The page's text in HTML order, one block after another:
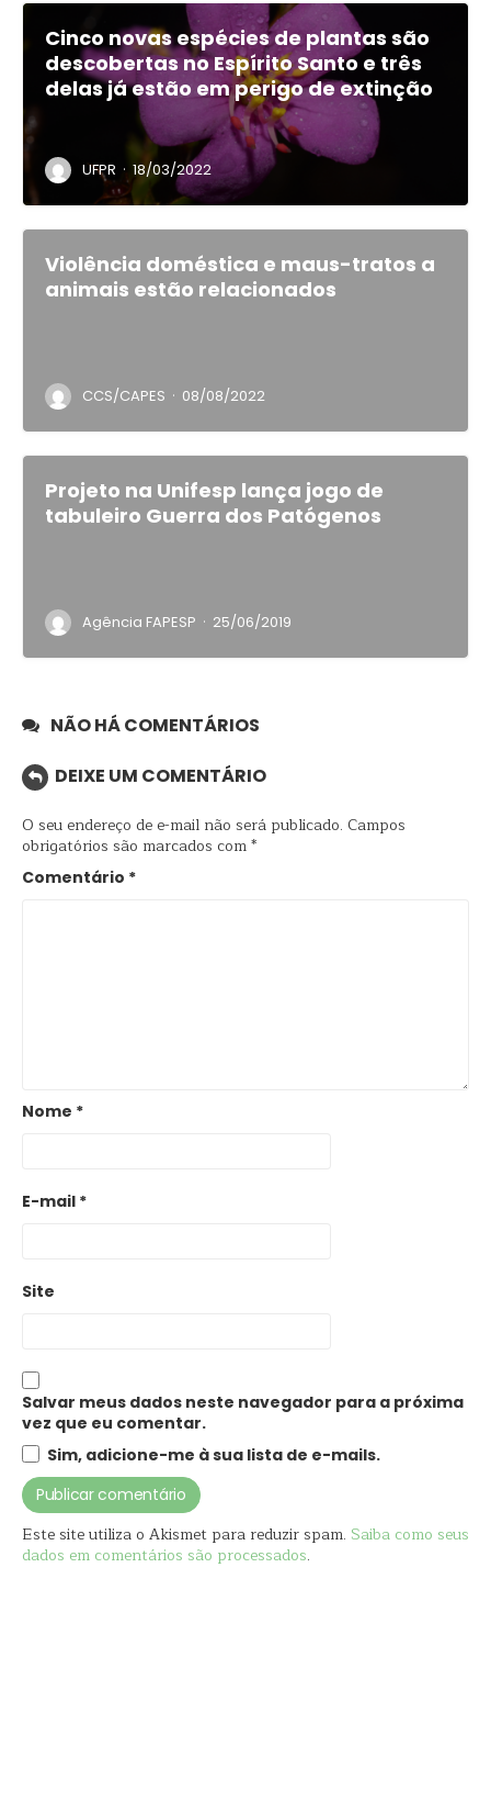
Cinco novas espécies de plantas são
descobertas no Espírito Santo e três
delas já estão em perigo de extinção
UFPR · 18/03/2022
Violência doméstica e maus-tratos a
animais estão relacionados
CCS/CAPES · 08/08/2022
Projeto na Unifesp lança jogo de
tabuleiro Guerra dos Patógenos
Agência FAPESP · 25/06/2019
NÃO HÁ COMENTÁRIOS
DEIXE UM COMENTÁRIO
O seu endereço de e-mail não será publicado. Campos
obrigatórios são marcados com*
Comentário *
Nome *
E-mail *
Site
Salvar meus dados neste navegador para a próxima
vez que eu comentar.
Sim, adicione-me à sua lista de e-mails.
Este site utiliza o Akismet para reduzir spam. Saiba como seus
dados em comentários são processados.